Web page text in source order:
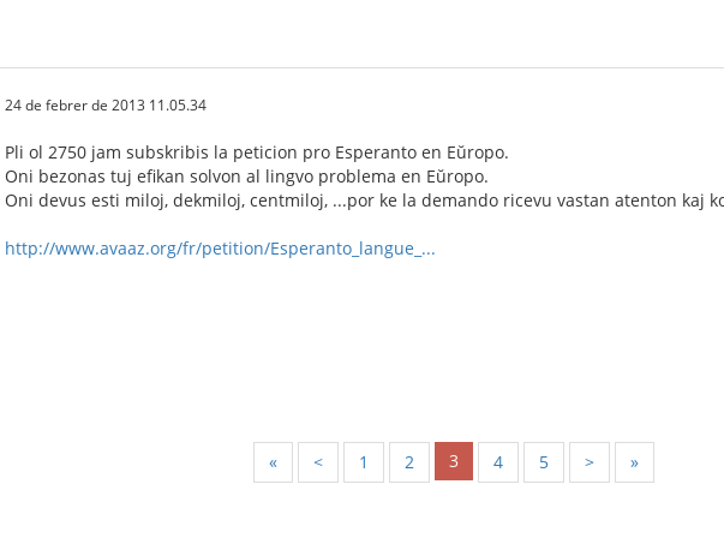
24 de febrer de 2013 11.05.34
Pli ol 2750 jam subskribis la peticion pro Esperanto en Eŭropo.
Oni bezonas tuj efikan solvon al lingvo problema en Eŭropo.
Oni devus esti miloj, dekmiloj, centmiloj, ...por ke la demando ricevu vastan atenton kaj
http://www.avaaz.org/fr/petition/Esperanto_langue_...
« < 1 2 3 4 5 > »